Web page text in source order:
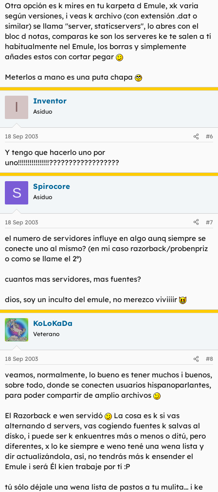
Otra opción es k mires en tu karpeta d Emule, xk varia
según versiones, i veas k archivo (con extensión .dat o
similar) se llama "server, staticservers", lo abres con el
bloc d notas, comparas ke son los serveres ke te salen a tí
habitualmente nel Emule, los borras y simplemente
añades estos con cortar pegar
Meterlos a mano es una puta chapa
I Inventor
Asiduo
18 Sep 2003 #6
Y tengo que hacerlo uno por
uno!!!!!!!!!!!!!!!!??????????????????
S Spirocore
Asiduo
18 Sep 2003 #7
el numero de servidores influye en algo aunq siempre se
conecte uno al mismo? (en mi caso razorback/probenpriz
o como se llame el 2º)
cuantos mas servidores, mas fuentes?
dios, soy un inculto del emule, no merezco viviiiir
KoLoKaDa
Veterano
18 Sep 2003 #8
veamos, normalmente, lo bueno es tener muchos i buenos,
sobre todo, donde se conecten usuarios hispanoparlantes,
para poder compartir de amplio archivos
El Razorback e wen servidó
La cosa es k si vas
alternando d servers, vas cogiendo fuentes k salvas al
disko, i puede ser k enkuentres más o menos o ditú, pero
diferentes, x lo ke siempre e weno tené una wena lista y
dir actualizándola, así, no tendrás más k ensender el
Emule i será Él kien trabaje por tí :P
tú sólo déjale una wena lista de pastos a tu mulita... i ke